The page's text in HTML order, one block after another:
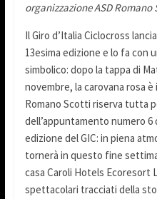
organizzazione ASD Romano
Il Giro d’Italia Ciclocross
13esima edizione e lo fa con
simbolico: dopo la tappa di
novembre, la carovana rosa
Romano Scotti riserva tutta
dell’appuntamento numero
edizione del GIC: in piena
tornerà in questo fine
casa Caroli Hotels Ecoresort
spettacolari tracciati della